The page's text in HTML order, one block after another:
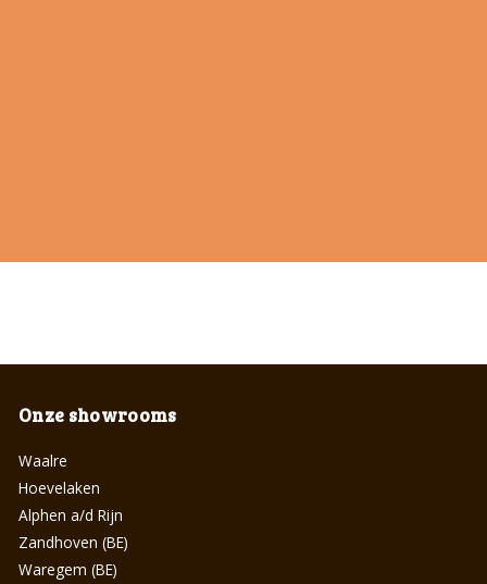
Onze showrooms
Waalre
Hoevelaken
Alphen a/d Rijn
Zandhoven (BE)
Waregem (BE)